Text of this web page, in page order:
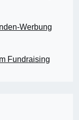
Werbung
Fundraising